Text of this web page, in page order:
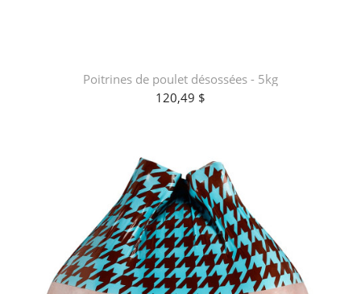
Poitrines de poulet désossées - 5kg
120,49 $